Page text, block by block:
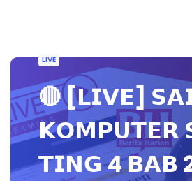
LIVE
🔴 [𝗟𝗜𝗩𝗘]
𝗞𝗢𝗠𝗣𝗨𝗧𝗘𝗥
𝗧𝗜𝗡𝗚 4 𝗕𝗔𝗕